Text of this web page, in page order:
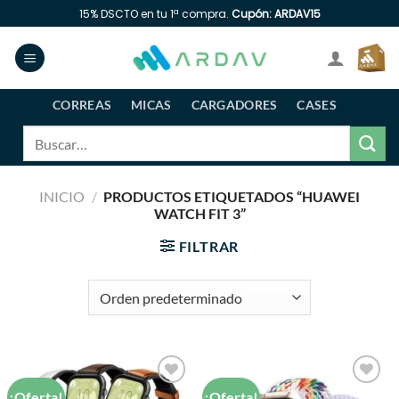
al
contenido
15% DSCTO en tu 1ª compra. Cupón: ARDAV15
CORREAS MICAS CARGADORES
CASES
INICIO / PRODUCTOS ETIQUETADOS “HUAWEI
WATCH FIT 3”
FILTRAR
Añadir
Añadir